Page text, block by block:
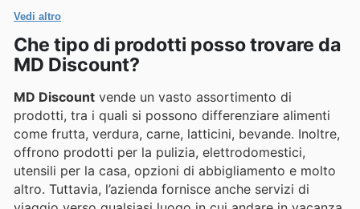
imperdibili.
Vedi altro
Che tipo di prodotti posso trovare da
MD Discount?
MD Discount vende un vasto assortimento di
prodotti, tra i quali si possono differenziare alimenti
come frutta, verdura, carne, latticini, bevande. Inoltre,
offrono prodotti per la pulizia, elettrodomestici,
utensili per la casa, opzioni di abbigliamento e molto
altro. Tuttavia, l’azienda fornisce anche servizi di